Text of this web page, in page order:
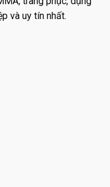
và uy tín nhất.